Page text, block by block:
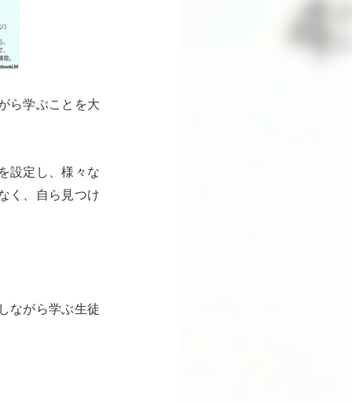
ら学ぶことを大
設定し、様々な
く、自ら見つけ
ながら学ぶ生徒